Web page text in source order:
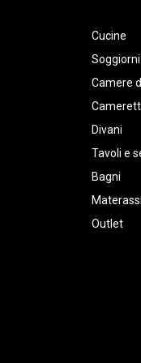
Cucine
Soggiorni
Camere
Divani
Tavoli e
Bagni
Outlet